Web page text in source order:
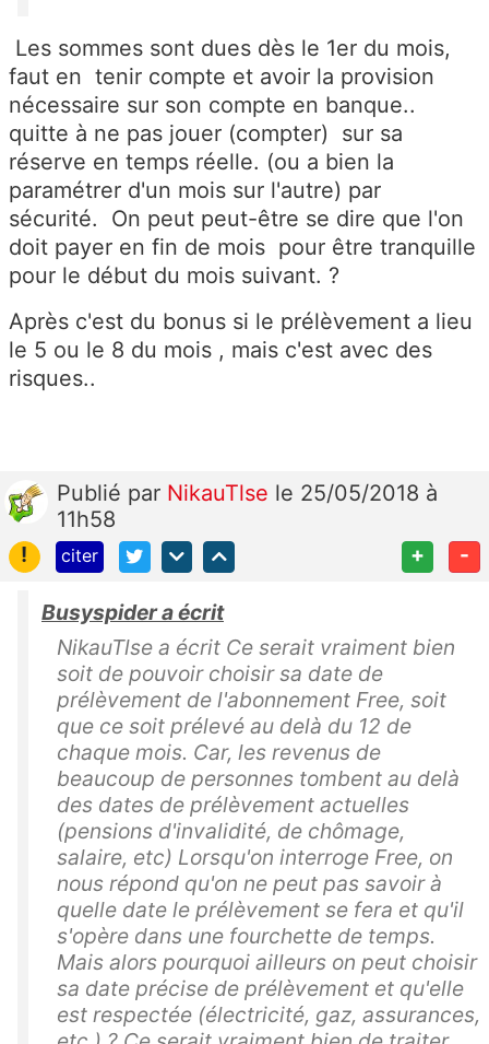
Les sommes sont dues dès le 1er du mois,
faut en tenir compte et avoir la provision
nécessaire sur son compte en banque..
quitte à ne pas jouer (compter) sur sa
réserve en temps réelle. (ou a bien la
paramétrer d'un mois sur l'autre) par
sécurité. On peut peut-être se dire que l'on
doit payer en fin de mois pour être tranquille
pour le début du mois suivant. ?
Après c'est du bonus si le prélèvement a lieu
le 5 ou le 8 du mois , mais c'est avec des
risques..
Publié par NikauTlse le 25/05/2018 à
11h58
!
citer + -
Busyspider a écrit
NikauTlse a écrit Ce serait vraiment bien
soit de pouvoir choisir sa date de
prélèvement de l'abonnement Free, soit
que ce soit prélevé au delà du 12 de
chaque mois. Car, les revenus de
beaucoup de personnes tombent au delà
des dates de prélèvement actuelles
(pensions d'invalidité, de chômage,
salaire, etc) Lorsqu'on interroge Free, on
nous répond qu'on ne peut pas savoir à
quelle date le prélèvement se fera et qu'il
s'opère dans une fourchette de temps.
Mais alors pourquoi ailleurs on peut choisir
sa date précise de prélèvement et qu'elle
est respectée (électricité, gaz, assurances,